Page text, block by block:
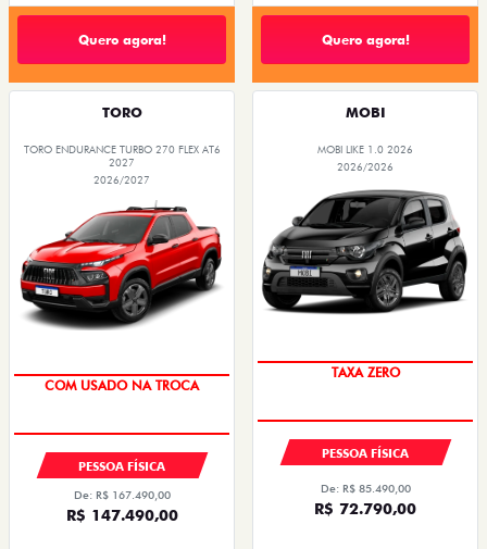
Quero agora! Quero agora!
TORO
TORO ENDURANCE TURBO 270 FLEX AT6
2027
2026/2027
PESSOA FÍSICA
De: R$ 167.490,00
R$ 147.490,00
MOBI
MOBI LIKE 1.0 2026
2026/2026
PESSOA FÍSICA
De: R$ 85.490,00
R$ 72.790,00